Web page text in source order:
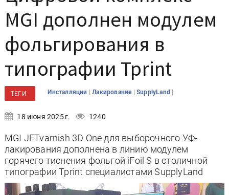
MGI дополнен модулем
фольгирования в
типографии Tprint
ТЕГИ Инсталляции |Лакирование |SupplyLand |
18 июня 2025 г. 1240
MGI JETvarnish 3D One для выборочного УФ-
лакирования дополнена в линию модулем
горячего тиснения фольгой iFoil S в столичной
типографии Tprint специалистами SupplyLand